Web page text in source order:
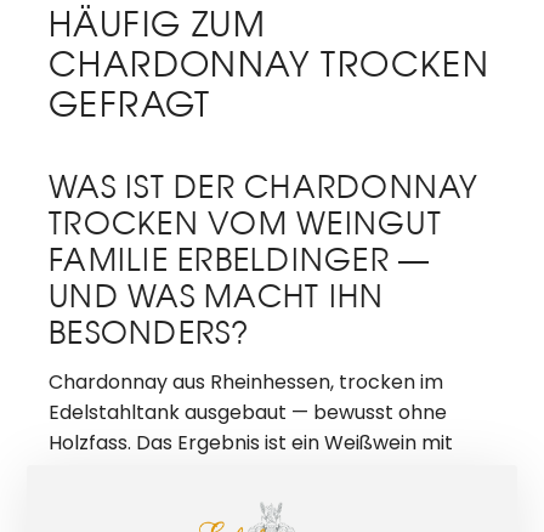
HÄUFIG ZUM
CHARDONNAY TROCKEN
GEFRAGT
WAS IST DER CHARDONNAY
TROCKEN VOM WEINGUT
FAMILIE ERBELDINGER —
UND WAS MACHT IHN
BESONDERS?
Chardonnay aus Rheinhessen, trocken im
Edelstahltank ausgebaut — bewusst ohne
Holzfass. Das Ergebnis ist ein Weißwein mit
Mineralik. Nicht opulent, nicht schwer —